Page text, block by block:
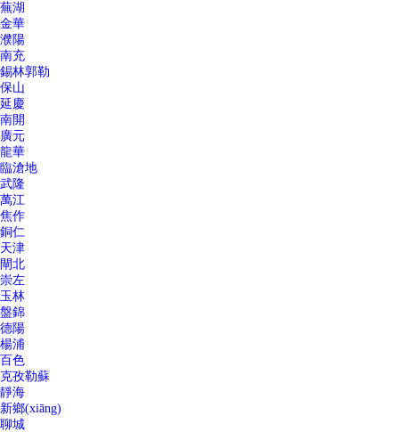
蕪湖
金華
濮陽
南充
錫林郭勒
保山
延慶
南開
廣元
龍華
臨滄地
武隆
萬江
焦作
銅仁
天津
閘北
崇左
玉林
盤錦
德陽
楊浦
百色
克孜勒蘇
靜海
新鄉(xiāng)
聊城